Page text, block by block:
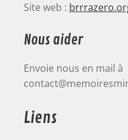
Site web :
Nous aider
Envoie nous en mail à
Liens